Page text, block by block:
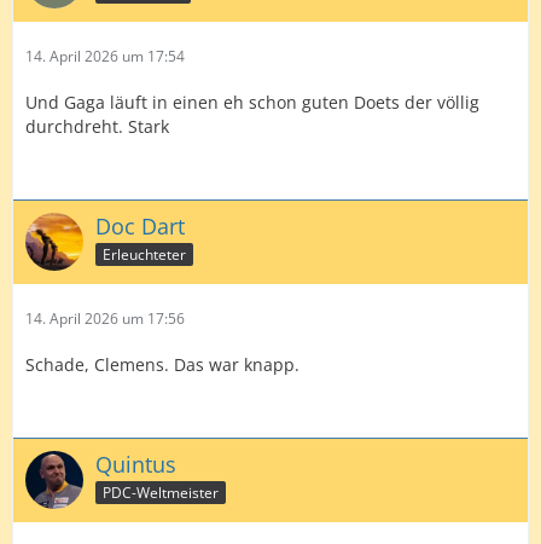
14. April 2026 um 17:54
Und Gaga läuft in einen eh schon guten Doets der völlig
durchdreht. Stark
Doc Dart
Erleuchteter
14. April 2026 um 17:56
Schade, Clemens. Das war knapp.
Quintus
PDC-Weltmeister